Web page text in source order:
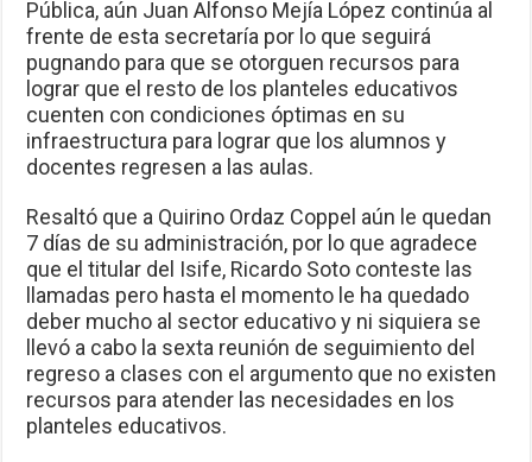
Pública, aún Juan Alfonso Mejía López continúa al
frente de esta secretaría por lo que seguirá
pugnando para que se otorguen recursos para
lograr que el resto de los planteles educativos
cuenten con condiciones óptimas en su
infraestructura para lograr que los alumnos y
docentes regresen a las aulas.
Resaltó que a Quirino Ordaz Coppel aún le quedan
7 días de su administración, por lo que agradece
que el titular del Isife, Ricardo Soto conteste las
llamadas pero hasta el momento le ha quedado
deber mucho al sector educativo y ni siquiera se
llevó a cabo la sexta reunión de seguimiento del
regreso a clases con el argumento que no existen
recursos para atender las necesidades en los
planteles educativos.